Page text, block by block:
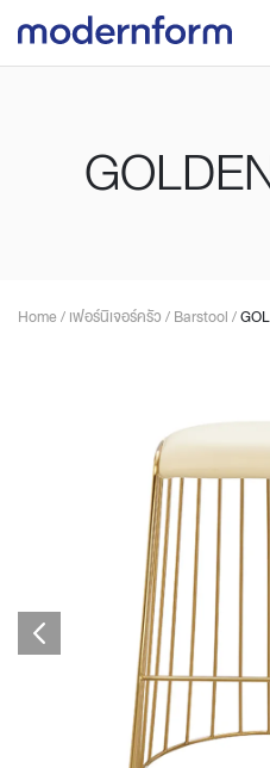
Home/เฟอร์นิเจอร์ครัว/Barstool/